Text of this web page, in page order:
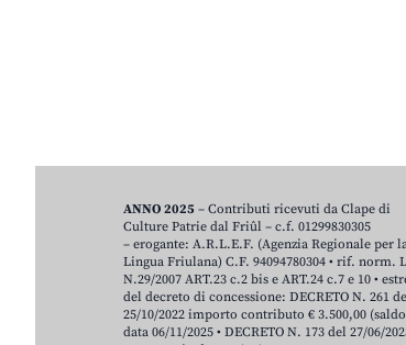
ANNO 2025 – Contributi ricevuti da Clape di
Culture Patrie dal Friûl – c.f. 01299830305
– erogante: A.R.L.E.F. (Agenzia Regionale per
Lingua Friulana) C.F. 94094780304 • rif. norm.
N.29/2007 ART.23 c.2 bis e ART.24 c.7 e 10 •
del decreto di concessione: DECRETO N. 261
25/10/2022 importo contributo € 3.500,00
data 06/11/2025 • DECRETO N. 173 del 27/06/